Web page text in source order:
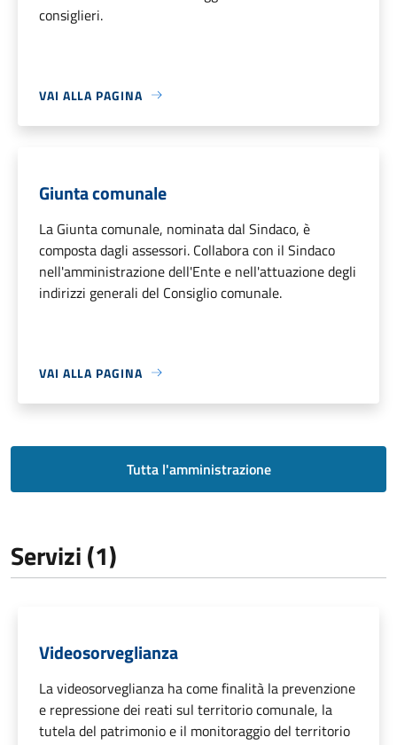
consiglieri.
VAI ALLA PAGINA
Giunta comunale
La Giunta comunale, nominata dal Sindaco, è
composta dagli assessori. Collabora con il Sindaco
nell'amministrazione dell'Ente e nell'attuazione degli
indirizzi generali del Consiglio comunale.
VAI ALLA PAGINA
Tutta l'amministrazione
Servizi (1)
Videosorveglianza
La videosorveglianza ha come finalità la prevenzione
e repressione dei reati sul territorio comunale, la
tutela del patrimonio e il monitoraggio del territorio